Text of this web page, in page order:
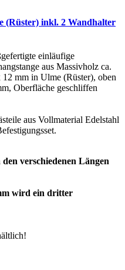
(Rüster) inkl. 2 Wandhalter
einläufige
aus Massivholz ca.
12 mm in Ulme (Rüster), oben
Oberfläche geschliffen
aus Vollmaterial Edelstahl
verschiedenen Längen
wird ein dritter